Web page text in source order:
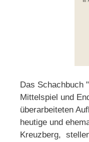
Das Schachbuch
Mittelspiel und
überarbeiteten
heutige und
Kreuzberg,